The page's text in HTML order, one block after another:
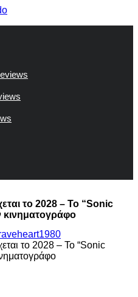
το 2028 – Το “Sonic
κινηματογράφο